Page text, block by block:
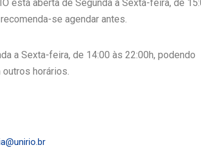
está aberta de Segunda à Sexta-feira, de
se agendar antes.
a Sexta-feira, de 14:00 às 22:00h, podendo
horários.